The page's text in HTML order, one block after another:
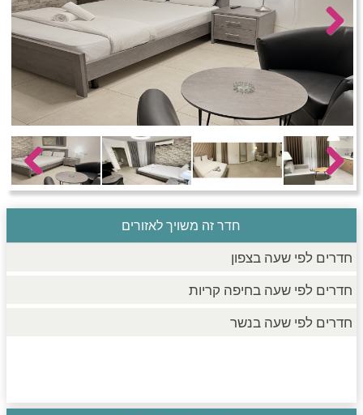
חדרים לפי שעה בחוף הכרמל
חדרים לפי שעה בחיפה קריות
חדרים לפי שעה בכנרת גליל תחתון עמקים
חדרים לפי שעה ברמת הגולן
Previous Next
חדר זה משויך לאזורים
חדרים לפי שעה בצפון
חדרים לפי שעה בחיפה קריות
חדרים לפי שעה בנשר